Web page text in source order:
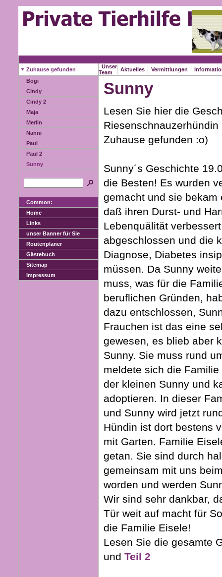
Zuhause gefunden
Unser
Team
Aktuelles Vermittlungen
Bogi
Cindy
Cindy 2
Maja
Merlin
Nanni
Paul
Paul 2
Sunny
Common:
Home
Links
unser Banner für Sie
Routenplaner
Gästebuch
Sitemap
Impressum
Sunny
Lesen Sie hier die
Zuhause gefunden :o)
Sunny´s Geschichte
die Besten! Es wurden
gemacht und sie
daß ihren Durst- und
Lebenquälität
abgeschlossen und die
Diagnose, Diabetes
müssen. Da Sunny
muss, was für die
beruflichen Gründen,
dazu entschlossen,
Frauchen ist das eine
gewesen, es blieb aber
Sunny. Sie muss rund
meldete sich die
der kleinen Sunny und
adoptieren. In dieser
und Sunny wird jetzt
Hündin ist dort bestens
mit Garten. Familie
getan. Sie sind durch
gemeinsam mit uns
worden und werden
Wir sind sehr dankbar,
Tür weit auf macht für
die Familie Eisele!
Lesen Sie die gesamte
und Teil 2